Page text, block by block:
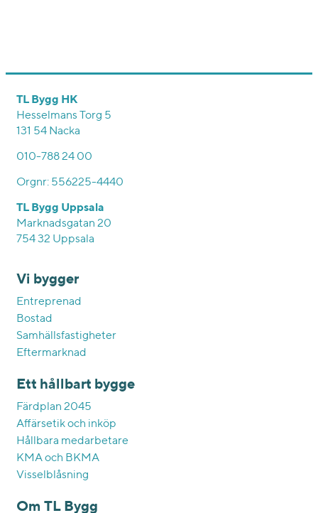
TL Bygg HK
Hesselmans Torg 5
131 54 Nacka
010-788 24 00
Orgnr: 556225-4440
TL Bygg Uppsala
Marknadsgatan 20
754 32 Uppsala
Vi bygger
Entreprenad
Bostad
Samhällsfastigheter
Eftermarknad
Ett hållbart bygge
Färdplan 2045
Affärsetik och inköp
Hållbara medarbetare
KMA och BKMA
Visselblåsning
Om TL Bygg